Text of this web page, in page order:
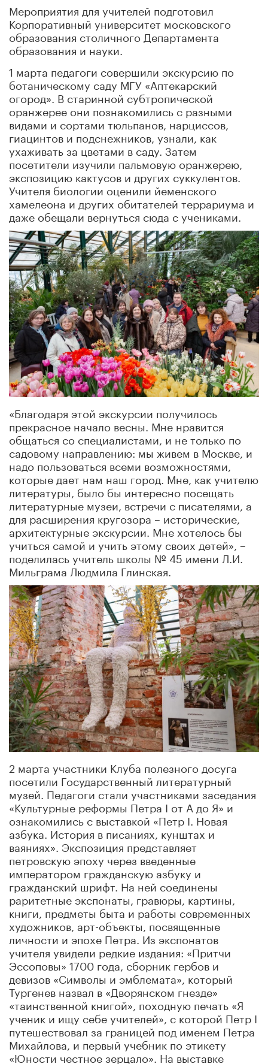
Мероприятия для учителей подготовил
Корпоративный университет московского
образования столичного Департамента
образования и науки.
1 марта педагоги совершили экскурсию по
ботаническому саду МГУ «Аптекарский
огород». В старинной субтропической
оранжерее они познакомились с разными
видами и сортами тюльпанов, нарциссов,
гиацинтов и подснежников, узнали, как
ухаживать за цветами в саду. Затем
посетители изучили пальмовую оранжерею,
экспозицию кактусов и других суккулентов.
Учителя биологии оценили йеменского
хамелеона и других обитателей террариума и
даже обещали вернуться сюда с учениками.
«Благодаря этой экскурсии получилось
прекрасное начало весны. Мне нравится
общаться со специалистами, и не только по
садовому направлению: мы живем в Москве, и
надо пользоваться всеми возможностями,
которые дает нам наш город. Мне, как учителю
литературы, было бы интересно посещать
литературные музеи, встречи с писателями, а
для расширения кругозора – исторические,
архитектурные экскурсии. Мне хотелось бы
учиться самой и учить этому своих детей», –
поделилась учитель школы № 45 имени Л.И.
Мильграма Людмила Глинская.
2 марта участники Клуба полезного досуга
посетили Государственный литературный
музей. Педагоги стали участниками заседания
«Культурные реформы Петра I от А до Я» и
ознакомились с выставкой «Петр I. Новая
азбука. История в писаниях, кунштах и
ваяниях». Экспозиция представляет
петровскую эпоху через введенные
императором гражданскую азбуку и
гражданский шрифт. На ней соединены
раритетные экспонаты, гравюры, картины,
книги, предметы быта и работы современных
художников, арт-объекты, посвященные
личности и эпохе Петра. Из экспонатов
учителя увидели редкие издания: «Притчи
Эссоповы» 1700 года, сборник гербов и
девизов «Символы и эмблемата», который
Тургенев назвал в «Дворянском гнезде»
«таинственной книгой», походную печать «Я
ученик и ищу себе учителей», с которой Петр I
путешествовал за границей под именем Петра
Михайлова, и первый учебник по этикету
«Юности честное зерцало». На выставке